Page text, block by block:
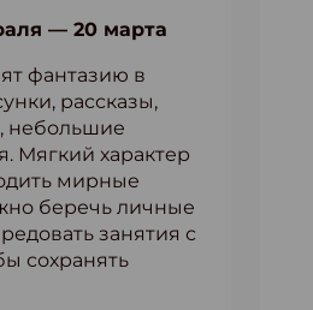
— 20 марта
фантазию в
рассказы,
небольшие
Мягкий характер
мирные
беречь личные
занятия с
сохранять